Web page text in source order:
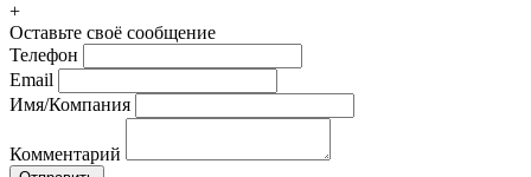
+
Оставьте своё сообщение
Телефон
Email
Имя/Компания
Комментарий